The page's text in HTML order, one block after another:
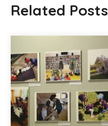
Related Posts